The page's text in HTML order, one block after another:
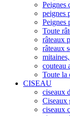
Peignes
peignes
Peignes
Toute
râteaux
râteaux
couteau
Toute la
CISEAU
ciseaux
Ciseaux
ciseaux